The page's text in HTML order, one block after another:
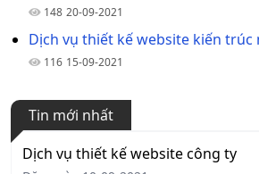
148 20-09-2021
Dịch vụ thiết kế website kiến trúc
116 15-09-2021
Tin mới nhất
Dịch vụ thiết kế website công ty